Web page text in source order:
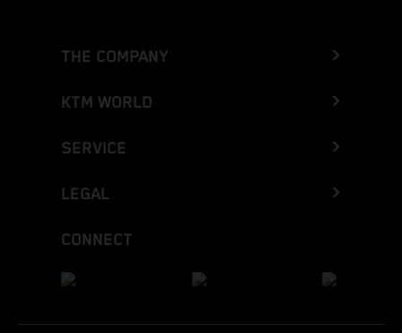
THE COMPANY
KTM WORLD
SERVICE
LEGAL
CONNECT